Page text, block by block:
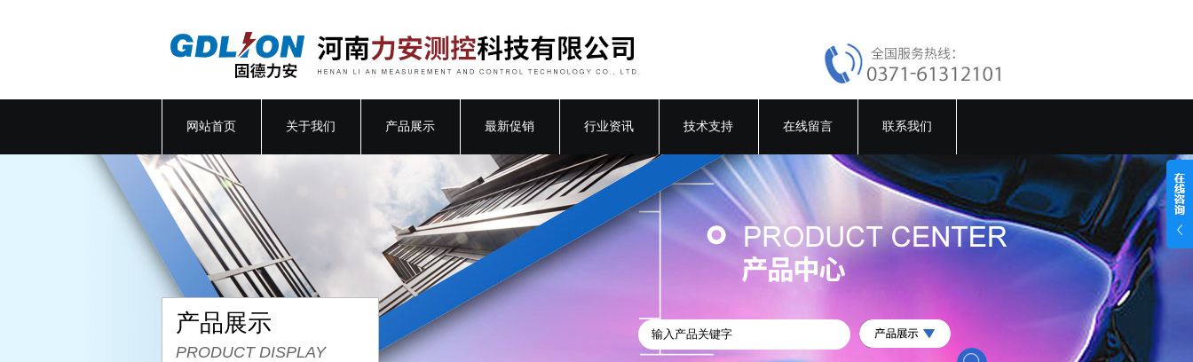
网站首页 关于我们 产品展示 最新促销 行业资讯 技术支持 在线留言 联系我们
产品展示
PRODUCT DISPLAY